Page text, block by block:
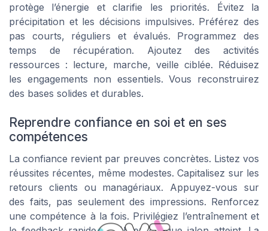
protège l’énergie et clarifie les priorités. Évitez la
précipitation et les décisions impulsives. Préférez des
pas courts, réguliers et évalués. Programmez des
temps de récupération. Ajoutez des activités
ressources : lecture, marche, veille ciblée. Réduisez
les engagements non essentiels. Vous reconstruirez
des bases solides et durables.
Reprendre confiance en soi et en ses
compétences
La confiance revient par preuves concrètes. Listez vos
réussites récentes, même modestes. Capitalisez sur les
retours clients ou managériaux. Appuyez-vous sur
des faits, pas seulement des impressions. Renforcez
une compétence à la fois. Privilégiez l’entraînement et